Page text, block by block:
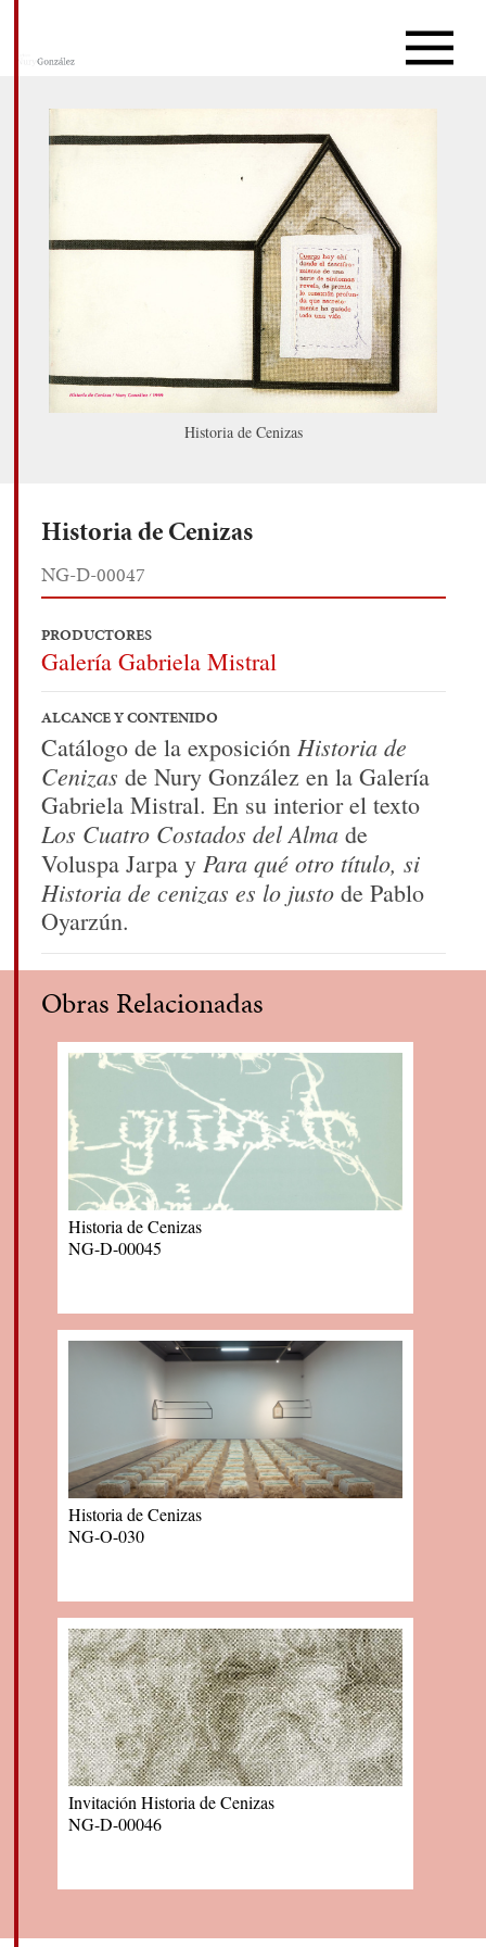
Historia de Cenizas
Historia de Cenizas
NG-D-00047
PRODUCTORES
Galería Gabriela Mistral
ALCANCE Y CONTENIDO
Catálogo de la exposición Historia de
Cenizas de Nury González en la Galería
Gabriela Mistral. En su interior el texto
Los Cuatro Costados del Almade
Voluspa Jarpa y Para qué otro título, si
Historia de cenizas es lo justode Pablo
Oyarzún.
Obras Relacionadas
Historia de Cenizas
NG-D-00045
Historia de Cenizas
NG-O-030
Invitación Historia de Cenizas
NG-D-00046